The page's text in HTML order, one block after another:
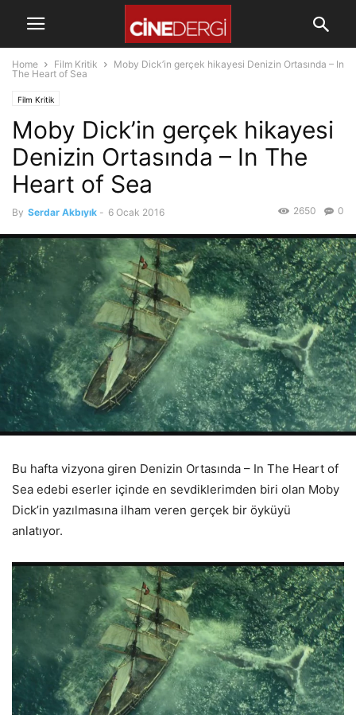
Home Film Kritik
Moby Dick’in gerçek hikayesi Denizin Ortasında – In
The Heart of Sea
Film Kritik
Moby Dick’in gerçek hikayesi
Denizin Ortasında – In The
Heart of Sea
By Serdar Akbıyık - 6 Ocak 2016 0
2650
Bu hafta vizyona giren Denizin Ortasında – In The Heart of
Sea edebi eserler içinde en sevdiklerimden biri olan Moby
Dick’in yazılmasına ilham veren gerçek bir öyküyü
anlatıyor.